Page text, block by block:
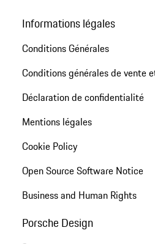
Informations légales
Conditions Générales
Conditions générales de vente
Déclaration de confidentialité
Mentions légales
Cookie Policy
Open Source Software Notice
Business and Human Rights
Porsche Design